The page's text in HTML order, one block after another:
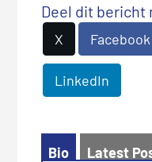
Deel dit bericht
X Facebook
LinkedIn
Bio
Latest